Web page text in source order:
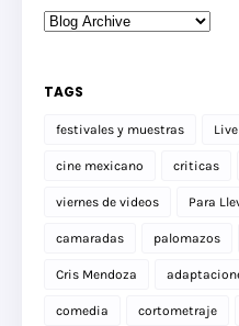
TAGS
festivales y muestras
cine mexicano criticas
viernes de videos Para
camaradas palomazos
Cris Mendoza
comedia cortometraje